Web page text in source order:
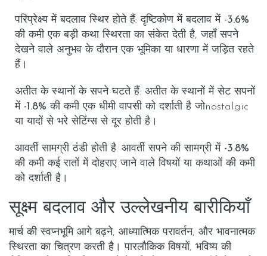
परिप्रेक्ष्य में बदलाव स्थिर होते हैं: दृष्टिकोण में बदलाव में -3.6%
की कमी एक बड़ी कथा स्थिरता का संकेत देती है, जहाँ सपने
देखने वाले अनुभव के दौरान एक भूमिका या धारणा में जड़ित रहते
हैं।
अतीत के स्थानों के सपने घटते हैं: अतीत के स्थानों में सेट सपनों
में -1.8% की कमी एक धीमी वापसी को दर्शाती है जोnostalgic
या यादों से भरे सेटिंग्स से दूर होती है।
आवर्ती सामग्री ठंडी होती है: आवर्ती सपने कीसामग्रीमें -3.8%
की कमी कई रातों में दोहराए जाने वाले विषयों या कथाओं की कमी
को दर्शाती है।
सूक्ष्म बदलाव और उल्लेखनीय बारीकियाँ
मार्च की स्वप्नभूमि आगे बढ़ने, आध्यात्मिक परावर्तन, और भावनात्मक
स्थिरता का चित्रण करती है। पारलौकिक विषयों, भविष्य की